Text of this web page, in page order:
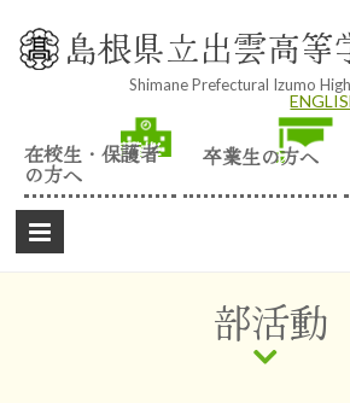
content 島根県立出雲高等
Shimane Prefectural Izumo
在校生・保護者
の方へ
卒業生の方へ
部活動